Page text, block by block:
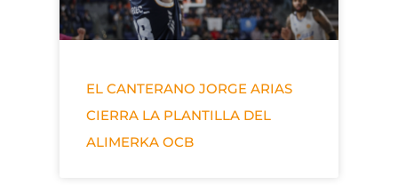
EL CANTERANO JORGE ARIAS
CIERRA LA PLANTILLA DEL
ALIMERKA OCB